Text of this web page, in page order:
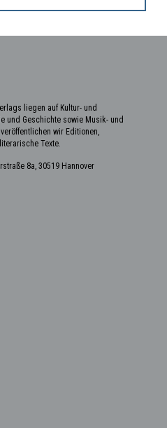
liegen auf Kultur- und
und Geschichte sowie Musik- und
wir Editionen,
Texte.
8a, 30519 Hannover